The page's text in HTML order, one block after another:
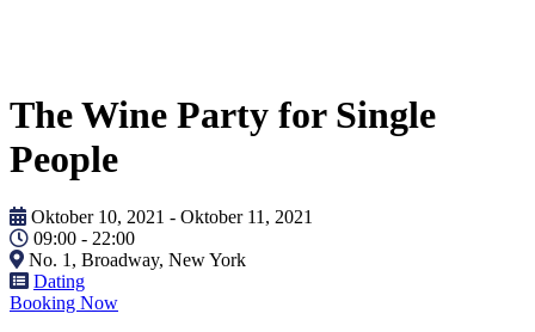
The Wine Party for Single
People
Oktober 10, 2021 - Oktober 11, 2021
09:00 - 22:00
No. 1, Broadway, New York
Dating
Booking Now